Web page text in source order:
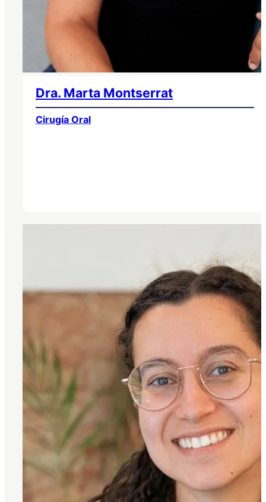
Cuidamos tu salud dental con
experiencia y dedicación
Clínica dental en
Barcelona ·
Especialistas en
Gràcia
Clínica dental en Gràcia, Barcelona
Carrer Gran de Gràcia, 110, Gràcia, 08012 Barcelona·
Lunes a jueves 8:00–20:00 · Viernes 8:00–14:00 · Primera
visita y diagnóstico personalizado.
Quiero reservar una cita
Dra. Marta Montserrat
Cirugía Oral